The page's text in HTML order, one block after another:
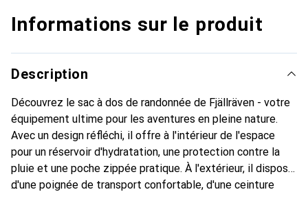
Informations sur le produit
Description
Découvrez le sac à dos de randonnée de Fjällräven - votre
équipement ultime pour les aventures en pleine nature.
Avec un design réfléchi, il offre à l'intérieur de l'espace
pour un réservoir d'hydratation, une protection contre la
pluie et une poche zippée pratique. À l'extérieur, il dispose
d'une poignée de transport confortable, d'une ceinture